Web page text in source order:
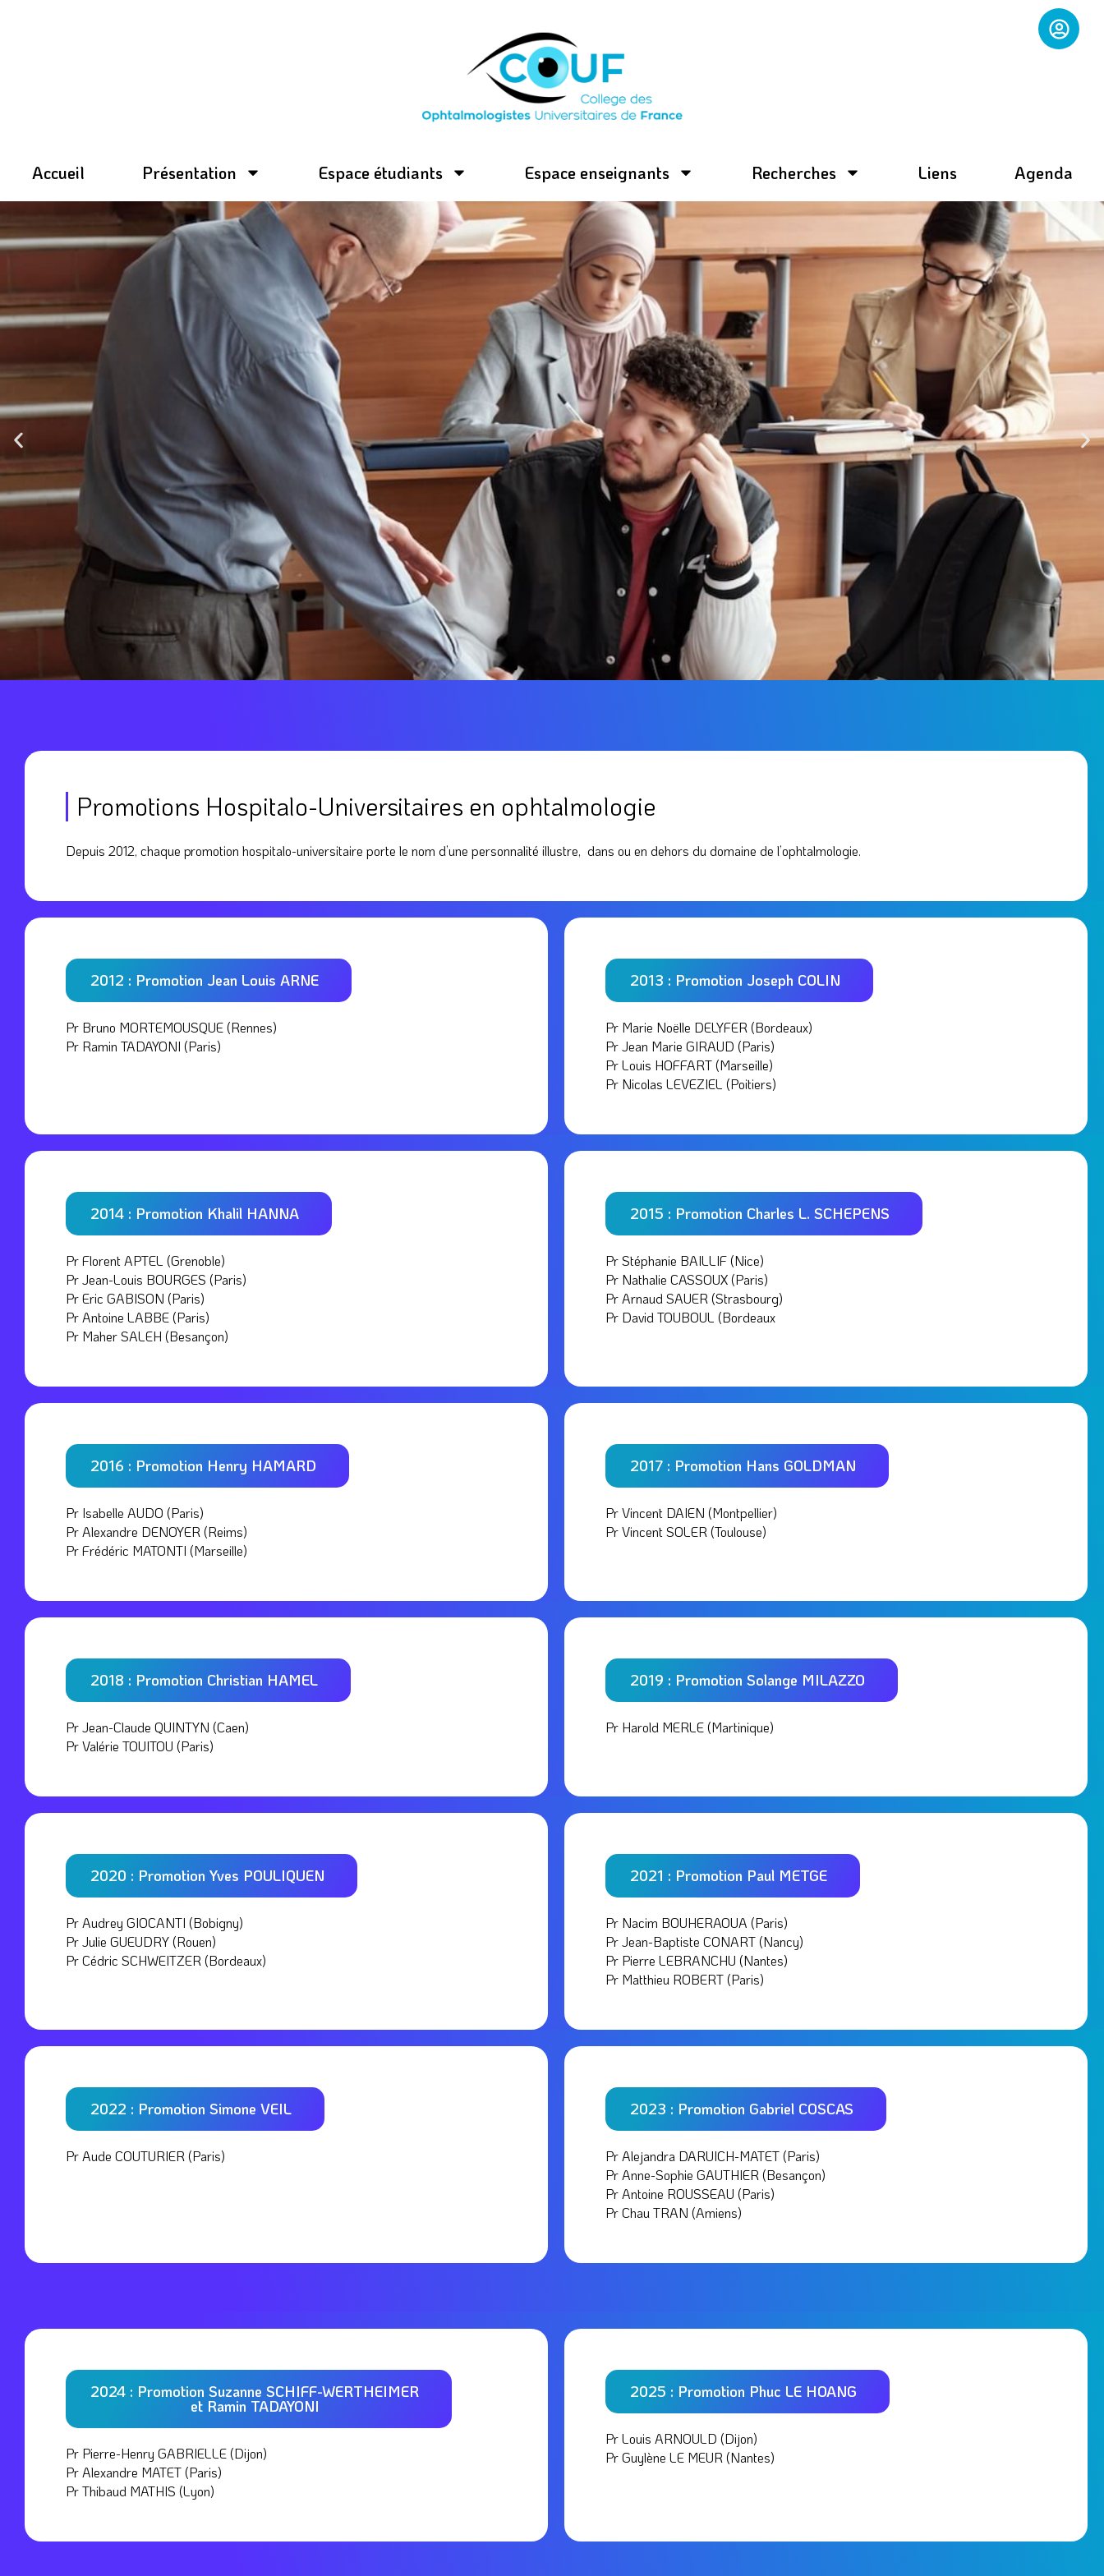
Accueil Présentation Espace étudiants Espace enseignants Recherches Liens Agenda
CNU
En
savoir
Promotions Hospitalo-Universitaires en ophtalmologie
Depuis 2012, chaque promotion hospitalo-universitaire porte le nom d’une personnalité illustre, dans ou en dehors du domaine de l’ophtalmologie.
2012 : Promotion Jean Louis ARNE
Pr Bruno MORTEMOUSQUE (Rennes)
Pr Ramin TADAYONI (Paris)
2013 : Promotion Joseph COLIN
Pr Marie Noëlle DELYFER (Bordeaux)
Pr Jean Marie GIRAUD (Paris)
Pr Louis HOFFART (Marseille)
Pr Nicolas LEVEZIEL (Poitiers)
2014 : Promotion Khalil HANNA
Pr Florent APTEL (Grenoble)
Pr Jean-Louis BOURGES (Paris)
Pr Eric GABISON (Paris)
Pr Antoine LABBE (Paris)
Pr Maher SALEH (Besançon)
2015 : Promotion Charles L. SCHEPENS
Pr Stéphanie BAILLIF (Nice)
Pr Nathalie CASSOUX (Paris)
Pr Arnaud SAUER (Strasbourg)
Pr David TOUBOUL (Bordeaux
2016 : Promotion Henry HAMARD
Pr Isabelle AUDO (Paris)
Pr Alexandre DENOYER (Reims)
Pr Frédéric MATONTI (Marseille)
2017 : Promotion Hans GOLDMAN
Pr Vincent DAIEN (Montpellier)
Pr Vincent SOLER (Toulouse)
2018 : Promotion Christian HAMEL
Pr Jean-Claude QUINTYN (Caen)
Pr Valérie TOUITOU (Paris)
2019 : Promotion Solange MILAZZO
Pr Harold MERLE (Martinique)
2020 : Promotion Yves POULIQUEN
Pr Audrey GIOCANTI (Bobigny)
Pr Julie GUEUDRY (Rouen)
Pr Cédric SCHWEITZER (Bordeaux)
2021 : Promotion Paul METGE
Pr Nacim BOUHERAOUA (Paris)
Pr Jean-Baptiste CONART (Nancy)
Pr Pierre LEBRANCHU (Nantes)
Pr Matthieu ROBERT (Paris)
2022 : Promotion Simone VEIL
Pr Aude COUTURIER (Paris)
2023 : Promotion Gabriel COSCAS
Pr Alejandra DARUICH-MATET (Paris)
Pr Anne-Sophie GAUTHIER (Besançon)
Pr Antoine ROUSSEAU (Paris)
Pr Chau TRAN (Amiens)
2024 : Promotion Suzanne SCHIFF-WERTHEIMER
et Ramin TADAYONI
Pr Pierre-Henry GABRIELLE (Dijon)
Pr Alexandre MATET (Paris)
Pr Thibaud MATHIS (Lyon)
2025 : Promotion Phuc LE HOANG
Pr Louis ARNOULD (Dijon)
Pr Guylène LE MEUR (Nantes)